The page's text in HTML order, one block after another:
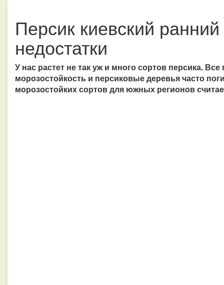
Персик киевский
недостатки
У нас растет не так уж и много сортов персика.
морозостойкость и персиковые деревья часто
морозостойких сортов для южных регионов